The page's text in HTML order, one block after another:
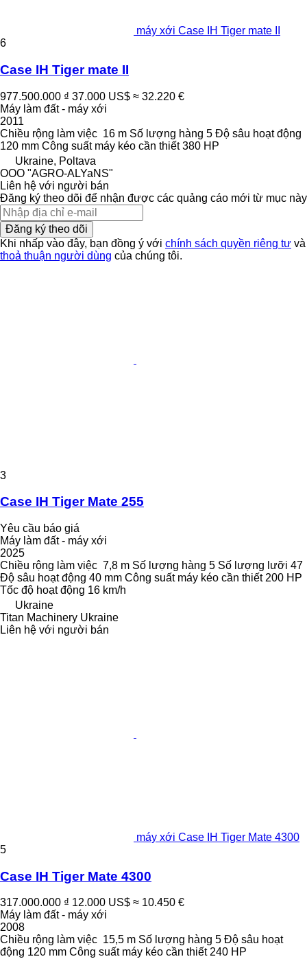
máy xới Case IH Tiger mate II
6
Case IH Tiger mate II
977.500.000 ₫ 37.000 US$ ≈ 32.220 €
Máy làm đất - máy xới
2011
Chiều rộng làm việc 16 m Số lượng hàng 5 Độ sâu hoạt động
120 mm Công suất máy kéo cần thiết 380 HP
Ukraine, Poltava
OOO "AGRO-ALYaNS"
Liên hệ với người bán
Đăng ký theo dõi để nhận được các quảng cáo mới từ mục này
Đăng ký theo dõi
Khi nhấp vào đây, bạn đồng ý với chính sách quyền riêng tư và
thoả thuận người dùng của chúng tôi.
3
Case IH Tiger Mate 255
Yêu cầu báo giá
Máy làm đất - máy xới
2025
Chiều rộng làm việc 7,8 m Số lượng hàng 5 Số lượng lưỡi 47
Độ sâu hoạt động 40 mm Công suất máy kéo cần thiết 200 HP
Tốc độ hoạt động 16 km/h
Ukraine
Titan Machinery Ukraine
Liên hệ với người bán
máy xới Case IH Tiger Mate 4300
5
Case IH Tiger Mate 4300
317.000.000 ₫ 12.000 US$ ≈ 10.450 €
Máy làm đất - máy xới
2008
Chiều rộng làm việc 15,5 m Số lượng hàng 5 Độ sâu hoạt
động 120 mm Công suất máy kéo cần thiết 240 HP